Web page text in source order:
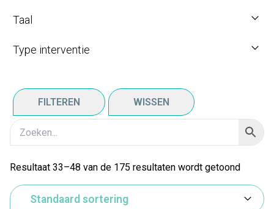
Taal
Type interventie
FILTEREN WISSEN
Resultaat 33–48 van de 175 resultaten wordt getoond